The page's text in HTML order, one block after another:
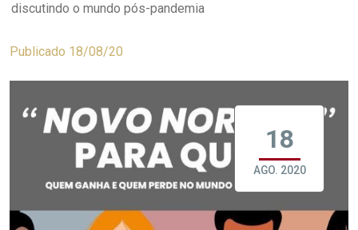
discutindo o mundo pós-pandemia
Publicado 18/08/20
18
AGO. 2020